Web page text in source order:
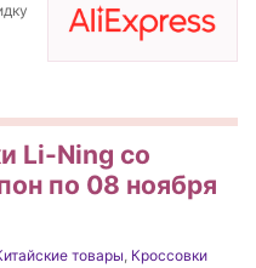
Li-Ning со
по 08 ноября
товары, Кроссовки